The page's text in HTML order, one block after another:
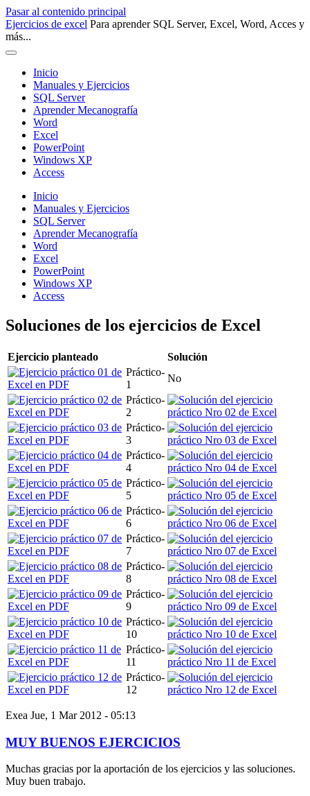
Pasar al contenido principal
Ejercicios de excel Para aprender SQL Server, Excel, Word, Acces y
más...
Inicio
Manuales y Ejercicios
SQL Server
Aprender Mecanografía
Word
Excel
PowerPoint
Windows XP
Access
Inicio
Manuales y Ejercicios
SQL Server
Aprender Mecanografía
Word
Excel
PowerPoint
Windows XP
Access
Soluciones de los ejercicios de Excel
Ejercicio planteado
Solución
Práctico-
1
No
Práctico-
2
Práctico-
3
Práctico-
4
Práctico-
5
Práctico-
6
Práctico-
7
Práctico-
8
Práctico-
9
Práctico-
10
Práctico-
11
Práctico-
12
Exea Jue, 1 Mar 2012 - 05:13
MUY BUENOS EJERCICIOS
Muchas gracias por la aportación de los ejercicios y las soluciones.
Muy buen trabajo.